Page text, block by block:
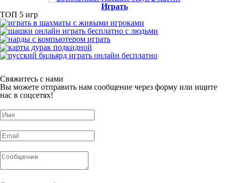
Играть
ТОП 5 игр
Свяжитесь с нами
Вы можете отправить нам сообщение через форму или ищите
нас в соцсетях!